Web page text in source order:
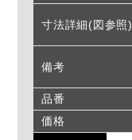
寸法詳細(図参照)
備考
品番
価格